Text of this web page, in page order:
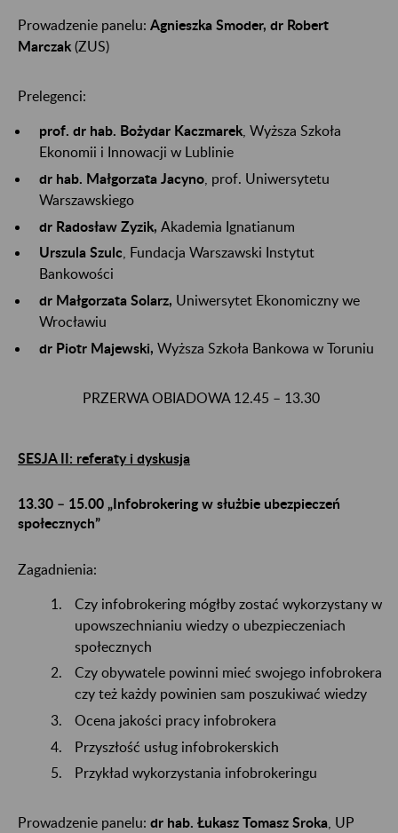
Prowadzenie panelu: Agnieszka Smoder, dr Robert
Marczak (ZUS)
Prelegenci:
prof. dr hab. Bożydar Kaczmarek , Wyższa Szkoła
Ekonomii i Innowacji w Lublinie
dr hab. Małgorzata Jacyno , prof. Uniwersytetu
Warszawskiego
dr Radosław Zyzik, Akademia Ignatianum
Urszula Szulc , Fundacja Warszawski Instytut
Bankowości
dr Małgorzata Solarz, Uniwersytet Ekonomiczny we
Wrocławiu
dr Piotr Majewski, Wyższa Szkoła Bankowa w Toruniu
PRZERWA OBIADOWA 12.45 – 13.30
SESJA II: referaty i dyskusja
13.30 – 15.00 „Infobrokering w służbie ubezpieczeń
społecznych”
Zagadnienia:
Czy infobrokering mógłby zostać wykorzystany w
upowszechnianiu wiedzy o ubezpieczeniach
społecznych
Czy obywatele powinni mieć swojego infobrokera
czy też każdy powinien sam poszukiwać wiedzy
Ocena jakości pracy infobrokera
Przyszłość usług infobrokerskich
Przykład wykorzystania infobrokeringu
Prowadzenie panelu: dr hab. Łukasz Tomasz Sroka , UP